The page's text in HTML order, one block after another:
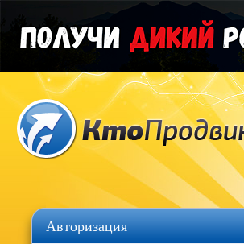
Авторизация